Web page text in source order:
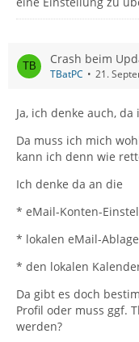
Crash beim
TBatPC 21.
Ja, ich denke auch,
Da muss ich mich
kann ich denn wie
Ich denke da an die
* eMail-Konten-
* lokalen eMail-
* den lokalen
Da gibt es doch
Profil oder muss ggf.
werden?